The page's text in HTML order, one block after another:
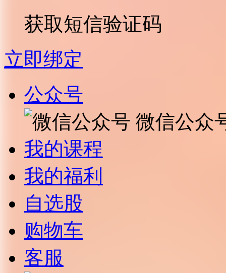
获取短信验证码
立即绑定
公众号
微信公众
我的课程
我的福利
自选股
购物车
客服